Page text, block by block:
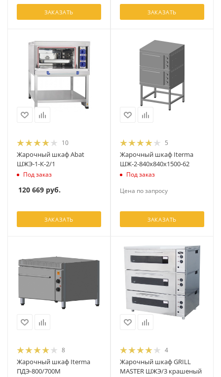
ЗАКАЗАТЬ ЗАКАЗАТЬ
10
Жарочный шкаф Abat
ШЖЭ-1-К-2/1
Под заказ
120 669 руб.
ЗАКАЗАТЬ
5
Жарочный шкаф Iterma
ШЖ-2-840х840х1500-62
Под заказ
Цена по запросу
ЗАКАЗАТЬ
8
Жарочный шкаф Iterma
ПДЭ-800/700М
4
Жарочный шкаф GRILL
MASTER ШЖЭ/3 крашеный